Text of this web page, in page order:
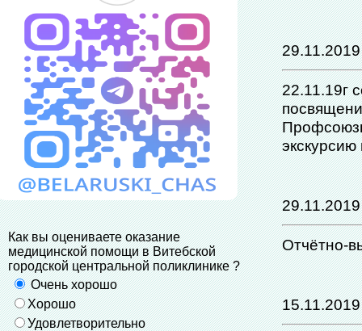
Как вы оцениваете оказание
медицинской помощи в Витебской
городской центральной поликлинике ?
Очень хорошо
Хорошо
Удовлетворительно
29.11.2019
22.11.19г
29.11.2019
Отчётно-
15.11.2019